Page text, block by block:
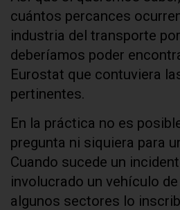
cuántos percances
industria del transporte
deberíamos poder
Eurostat que contuviera
pertinentes.
En la práctica no es
pregunta ni siquiera para
Cuando sucede un
involucrado un vehículo
algunos sectores lo